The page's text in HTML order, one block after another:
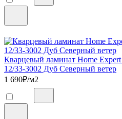
Кварцевый ламинат Home
12/33-3002 Дуб Северный ветер
1 690₽/м2